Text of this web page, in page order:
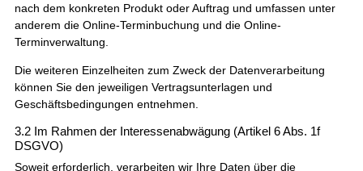
nach dem konkreten Produkt oder Auftrag und umfassen unter
anderem die Online-Terminbuchung und die Online-
Terminverwaltung.
Die weiteren Einzelheiten zum Zweck der Datenverarbeitung
können Sie den jeweiligen Vertragsunterlagen und
Geschäftsbedingungen entnehmen.
3.2 Im Rahmen der Interessenabwägung (Artikel 6 Abs. 1f
DSGVO)
Soweit erforderlich, verarbeiten wir Ihre Daten über die